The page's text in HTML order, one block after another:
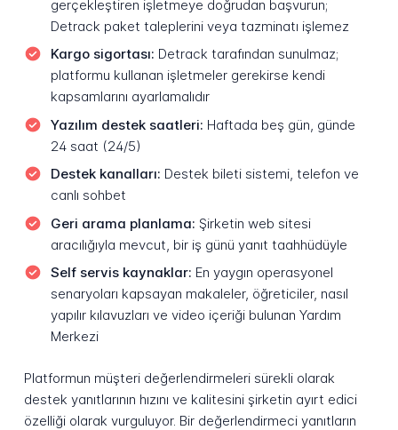
gerçekleştiren işletmeye doğrudan başvurun;
Detrack paket taleplerini veya tazminatı işlemez
Kargo sigortası: Detrack tarafından sunulmaz;
platformu kullanan işletmeler gerekirse kendi
kapsamlarını ayarlamalıdır
Yazılım destek saatleri: Haftada beş gün, günde
24 saat (24/5)
Destek kanalları: Destek bileti sistemi, telefon ve
canlı sohbet
Geri arama planlama: Şirketin web sitesi
aracılığıyla mevcut, bir iş günü yanıt taahhüdüyle
Self servis kaynaklar: En yaygın operasyonel
senaryoları kapsayan makaleler, öğreticiler, nasıl
yapılır kılavuzları ve video içeriği bulunan Yardım
Merkezi
Platformun müşteri değerlendirmeleri sürekli olarak
destek yanıtlarının hızını ve kalitesini şirketin ayırt edici
özelliği olarak vurguluyor. Bir değerlendirmeci yanıtların